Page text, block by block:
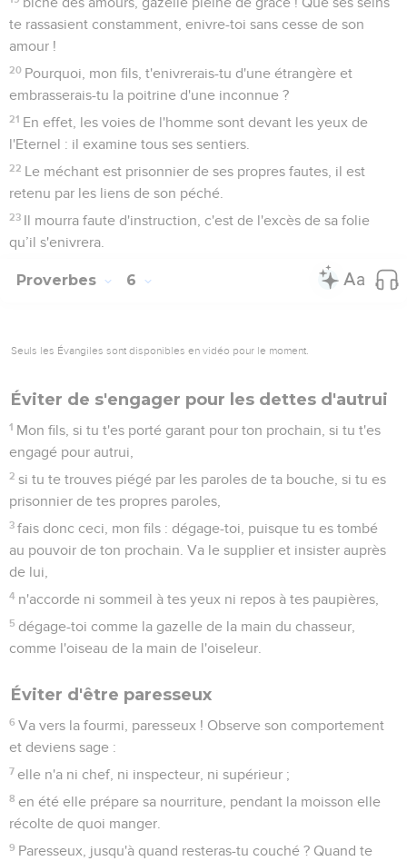
te rassasient constamment, enivre-toi sans cesse de son
amour !
20 Pourquoi, mon fils, t'enivrerais-tu d'une étrangère et
embrasserais-tu la poitrine d'une inconnue ?
21 En effet, les voies de l'homme sont devant les yeux de
l'Eternel : il examine tous ses sentiers.
22 Le méchant est prisonnier de ses propres fautes, il est
retenu par les liens de son péché.
23 Il mourra faute d'instruction, c'est de l'excès de sa folie
qu’il s'enivrera.
Proverbes 6
Seuls les Évangiles sont disponibles en vidéo pour le moment.
Éviter de s'engager pour les dettes d'autrui
1 Mon fils, si tu t'es porté garant pour ton prochain, si tu t'es
engagé pour autrui,
2 si tu te trouves piégé par les paroles de ta bouche, si tu es
prisonnier de tes propres paroles,
3 fais donc ceci, mon fils : dégage-toi, puisque tu es tombé
au pouvoir de ton prochain. Va le supplier et insister auprès
de lui,
4 n'accorde ni sommeil à tes yeux ni repos à tes paupières,
5 dégage-toi comme la gazelle de la main du chasseur,
comme l'oiseau de la main de l'oiseleur.
Éviter d'être paresseux
6 Va vers la fourmi, paresseux ! Observe son comportement
et deviens sage :
7 elle n'a ni chef, ni inspecteur, ni supérieur ;
8 en été elle prépare sa nourriture, pendant la moisson elle
récolte de quoi manger.
9 Paresseux, jusqu'à quand resteras-tu couché ? Quand te